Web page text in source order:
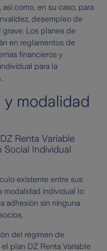
como, en su caso, para
desempleo de
Los planes de
en reglamentos de
financieros y
para la
y modalidad
Renta Variable
Social Individual
existente entre sus
modalidad individual lo
adhesión sin ninguna
del régimen de
plan DZ Renta Variable